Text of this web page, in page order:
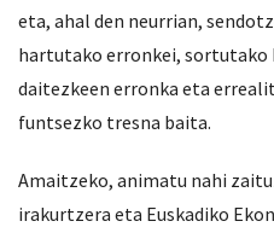
eta, ahal den neurrian,
hartutako erronkei, sortutako
daitezkeen erronka eta
funtsezko tresna baita.
Amaitzeko, animatu nahi
irakurtzera eta Euskadiko